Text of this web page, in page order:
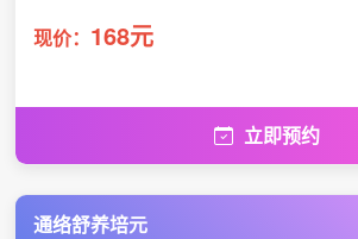
现价： 168元
立即预约
通络舒养培元